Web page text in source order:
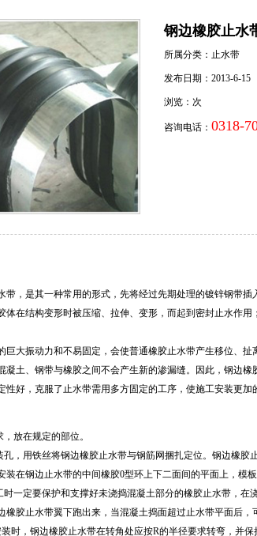
钢边橡胶止水
所属分类：止水带
发布日期：2013-6-15
浏览： 次
咨询电话： 0318-
带，是其一种常用的形式，先将经过先期处理的镀锌钢带
体在结构变形时被压缩、拉伸、变形，而起到密封止水作
振动力和不易固定，会使普通橡胶止水带产生移位、扯
凝土、钢带与橡胶之间不会产生新的渗漏缝。因此，钢边
好，克服了止水带需用多方固定的工序，使施工安装更加
放在规定的部位。
，用铁丝将钢边橡胶止水带与钢筋网捆扎定位。钢边橡
在钢边止水带的中间橡胶0型环上下二面间的平面上，模
一定要保护和支撑好未浇捣混凝土部分的橡胶止水带，
胶止水带翼下跑出来，当混凝土捣面超过止水带平面后，
时，钢边橡胶止水带在转角处应按R的半径要求转弯，并